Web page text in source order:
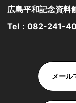
広島平和記念資料
Tel： 082-241-
メール